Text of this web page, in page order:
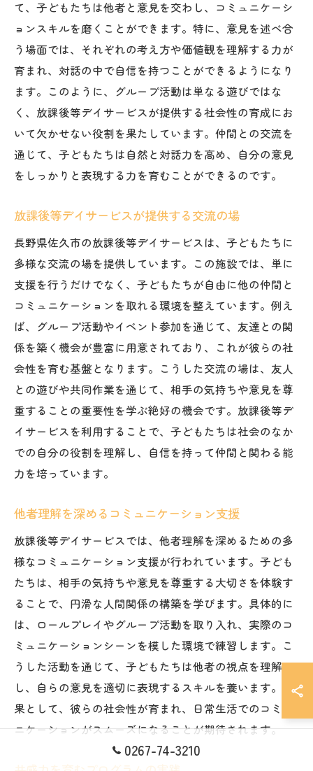
て、子どもたちは他者と意見を交わし、コミュニケーシ
ョンスキルを磨くことができます。特に、意見を述べ合
う場面では、それぞれの考え方や価値観を理解する力が
育まれ、対話の中で自信を持つことができるようになり
ます。このように、グループ活動は単なる遊びではな
く、放課後等デイサービスが提供する社会性の育成にお
いて欠かせない役割を果たしています。仲間との交流を
通じて、子どもたちは自然と対話力を高め、自分の意見
をしっかりと表現する力を育むことができるのです。
放課後等デイサービスが提供する交流の場
長野県佐久市の放課後等デイサービスは、子どもたちに
多様な交流の場を提供しています。この施設では、単に
支援を行うだけでなく、子どもたちが自由に他の仲間と
コミュニケーションを取れる環境を整えています。例え
ば、グループ活動やイベント参加を通じて、友達との関
係を築く機会が豊富に用意されており、これが彼らの社
会性を育む基盤となります。こうした交流の場は、友人
との遊びや共同作業を通じて、相手の気持ちや意見を尊
重することの重要性を学ぶ絶好の機会です。放課後等デ
イサービスを利用することで、子どもたちは社会のなか
での自分の役割を理解し、自信を持って仲間と関わる能
力を培っています。
他者理解を深めるコミュニケーション支援
放課後等デイサービスでは、他者理解を深めるための多
様なコミュニケーション支援が行われています。子ども
たちは、相手の気持ちや意見を尊重する大切さを体験す
ることで、円滑な人間関係の構築を学びます。具体的に
は、ロールプレイやグループ活動を取り入れ、実際のコ
ミュニケーションシーンを模した環境で練習します。こ
うした活動を通じて、子どもたちは他者の視点を理解
し、自らの意見を適切に表現するスキルを養います。結
果として、彼らの社会性が育まれ、日常生活でのコミュ
ニケーションがスムーズになることが期待されます。
0267-74-3210